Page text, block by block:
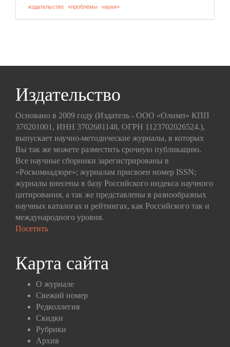
издательство
«проблемы науки»
Издательство
Основано в 2009 году (Издатель - ООО «Олимп» КПП
370201001, ИНН 3702681148, ОГРН 1123702026524.),
выпускает научно-методические журналы, в которых
Вы так же можете разместить срочную публикацию.
Все научные сборники зарегистрированы в
«Роскомнадзоре»; журналам присвоен номер ISSN;
журналы внесены в базу Российского индекса научного
цитирования, а так же представлены в разнообразных
научных каталогах и рейтингах, как Российского так и
международного уровня.
Посетить
Карта сайта
О журнале
Свежий номер
Редколлегия
Скидки
Рубрики
Архив